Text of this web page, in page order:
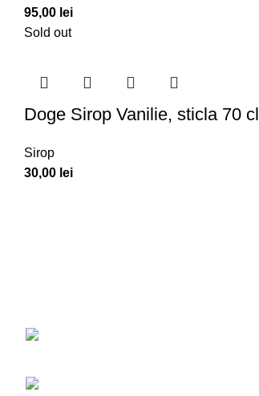
95,00 lei
Sold out
Doge Sirop Vanilie, sticla 70 cl
Sirop
30,00 lei